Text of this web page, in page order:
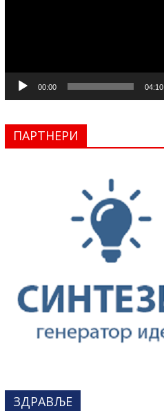
00:00 04:10
ПАРТНЕРИ
ЗДРАВЉЕ